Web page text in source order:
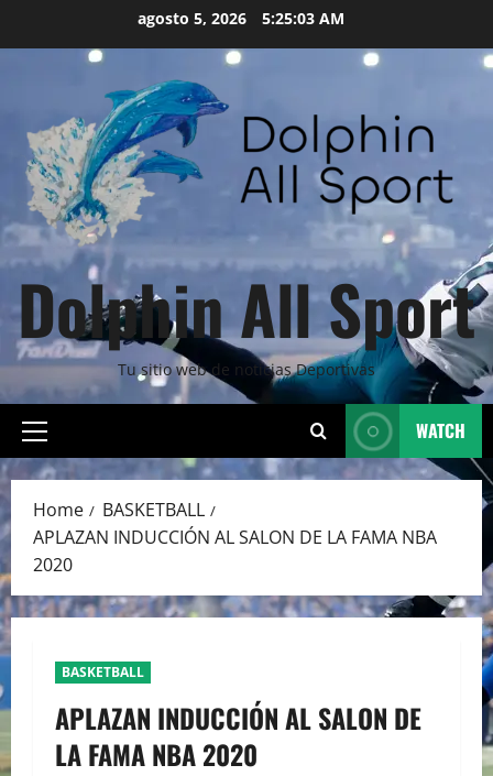
agosto 5, 2026 5:25:04 AM
Dolphin All Sport
Tu sitio web de noticias Deportivas
Primary
Menu
WATCH
Home
BASKETBALL
APLAZAN INDUCCIÓN AL SALON DE LA FAMA NBA
2020
BASKETBALL
APLAZAN INDUCCIÓN AL SALON DE
LA FAMA NBA 2020